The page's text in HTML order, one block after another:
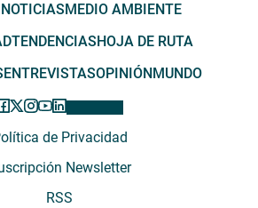
MEDIO AMBIENTE
TENDENCIASHOJA DE RUTA
ENTREVISTASOPINIÓNMUNDO
de Privacidad
Newsletter
RSS